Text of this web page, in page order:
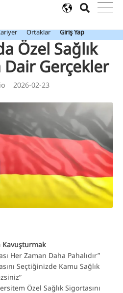
ücretsiz Expatrio Banka
Ortaklar Giriş Yap
Özel Sağlık
Dair Gerçekler
2026-02-23
Kavuşturmak
Her Zaman Daha Pahalıdır”
Seçtiğinizde Kamu Sağlık
Özel Sağlık Sigortasını